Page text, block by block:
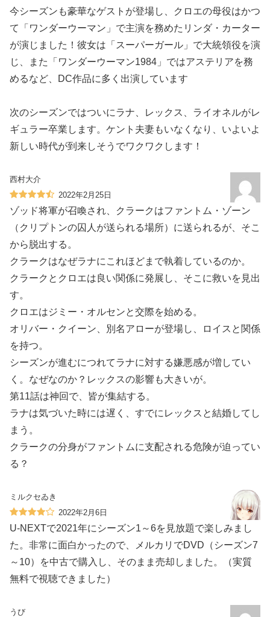
今シーズンも豪華なゲストが登場し、クロエの母役はかつ
て「ワンダーウーマン」で主演を務めたリンダ・カーター
が演じました！彼女は「スーパーガール」で大統領役を演
じ、また「ワンダーウーマン1984」ではアステリアを務
めるなど、DC作品に多く出演しています
次のシーズンではついにラナ、レックス、ライオネルがレ
ギュラー卒業します。ケント夫妻もいなくなり、いよいよ
新しい時代が到来しそうでワクワクします！
西村大介
2022年2月25日
ゾッド将軍が召喚され、クラークはファントム・ゾーン
（クリプトンの囚人が送られる場所）に送られるが、そこ
から脱出する。
クラークはなぜラナにこれほどまで執着しているのか。
クラークとクロエは良い関係に発展し、そこに救いを見出
す。
クロエはジミー・オルセンと交際を始める。
オリバー・クイーン、別名アローが登場し、ロイスと関係
を持つ。
シーズンが進むにつれてラナに対する嫌悪感が増してい
く。なぜなのか？レックスの影響も大きいが。
第11話は神回で、皆が集結する。
ラナは気づいた時には遅く、すでにレックスと結婚してし
まう。
クラークの分身がファントムに支配される危険が迫ってい
る？
ミルクセゐき
2022年2月6日
U-NEXTで2021年にシーズン1～6を見放題で楽しみまし
た。非常に面白かったので、メルカリでDVD（シーズン7
～10）を中古で購入し、そのまま売却しました。（実質
無料で視聴できました）
うび